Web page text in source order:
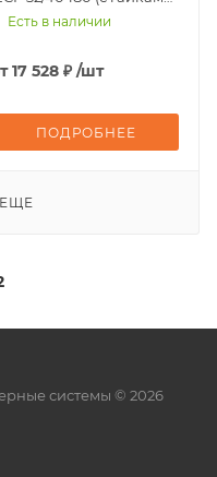
Fitt
Есть в наличии
17 528 ₽ /шт
ПОДРОБНЕЕ
системы © 2026